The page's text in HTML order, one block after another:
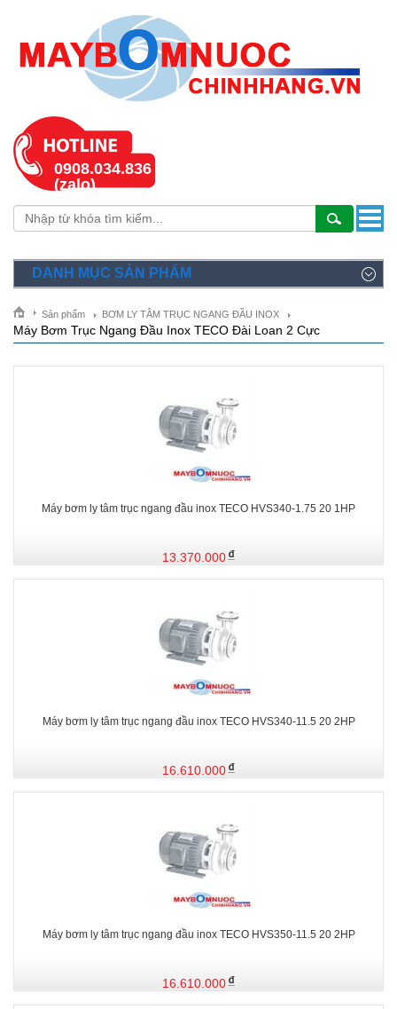
0908.034.836
(zalo)
DANH MỤC SẢN PHẨM
Sản phẩm BƠM LY TÂM TRỤC NGANG ĐẦU INOX
Máy Bơm Trục Ngang Đầu Inox TECO Đài Loan 2 Cực
Máy bơm ly tâm trục ngang đầu inox TECO HVS340-1.75 20 1HP
13.370.000
Máy bơm ly tâm trục ngang đầu inox TECO HVS340-11.5 20 2HP
16.610.000
Máy bơm ly tâm trục ngang đầu inox TECO HVS350-11.5 20 2HP
16.610.000